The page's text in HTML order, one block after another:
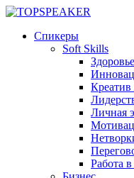
Спикеры
Soft Skills
Здоровье
Креатив
Личная
Работа